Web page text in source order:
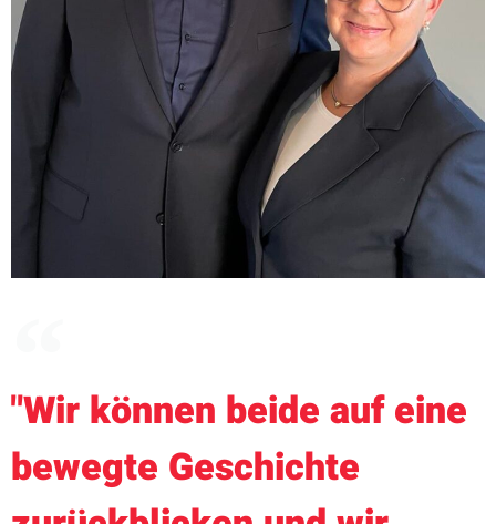
"Wir können beide auf eine
bewegte Geschichte